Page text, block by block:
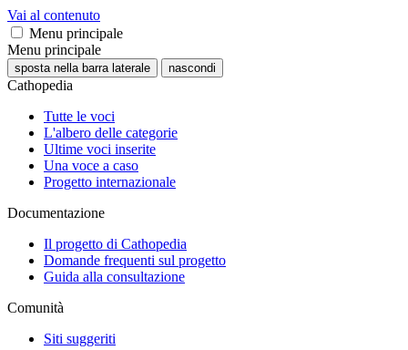
Vai al contenuto
Menu principale
Menu principale
sposta nella barra laterale nascondi
Cathopedia
Tutte le voci
L'albero delle categorie
Ultime voci inserite
Una voce a caso
Progetto internazionale
Documentazione
Il progetto di Cathopedia
Domande frequenti sul progetto
Guida alla consultazione
Comunità
Siti suggeriti